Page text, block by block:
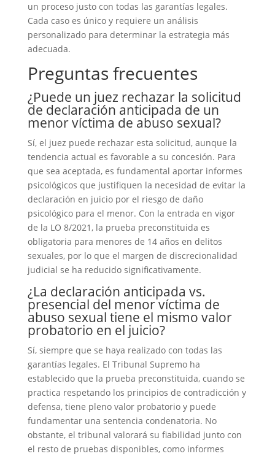
un proceso justo con todas las garantías legales.
Cada caso es único y requiere un análisis
personalizado para determinar la estrategia más
adecuada.
Preguntas frecuentes
¿Puede un juez rechazar la solicitud
de declaración anticipada de un
menor víctima de abuso sexual?
Sí, el juez puede rechazar esta solicitud, aunque la
tendencia actual es favorable a su concesión. Para
que sea aceptada, es fundamental aportar informes
psicológicos que justifiquen la necesidad de evitar la
declaración en juicio por el riesgo de daño
psicológico para el menor. Con la entrada en vigor
de la LO 8/2021, la prueba preconstituida es
obligatoria para menores de 14 años en delitos
sexuales, por lo que el margen de discrecionalidad
judicial se ha reducido significativamente.
¿La declaración anticipada vs.
presencial del menor víctima de
abuso sexual tiene el mismo valor
probatorio en el juicio?
Sí, siempre que se haya realizado con todas las
garantías legales. El Tribunal Supremo ha
establecido que la prueba preconstituida, cuando se
practica respetando los principios de contradicción y
defensa, tiene pleno valor probatorio y puede
fundamentar una sentencia condenatoria. No
obstante, el tribunal valorará su fiabilidad junto con
el resto de pruebas disponibles, como informes